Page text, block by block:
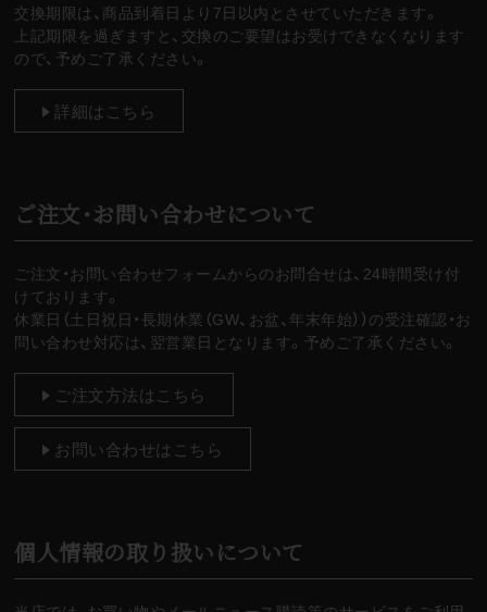
交換期限は、商品到着日より7日以内とさせていただきます。
上記期限を過ぎますと、交換のご要望はお受けできなくなります
ので、予めご了承ください。
詳細はこちら
ご注文・お問い合わせについて
ご注文・お問い合わせフォームからのお問合せは、24時間受け付
けております。
休業日（土日祝日・長期休業（GW、お盆、年末年始））の受注確認・お
問い合わせ対応は、翌営業日となります。予めご了承ください。
ご注文方法はこちら
お問い合わせはこちら
個人情報の取り扱いについて